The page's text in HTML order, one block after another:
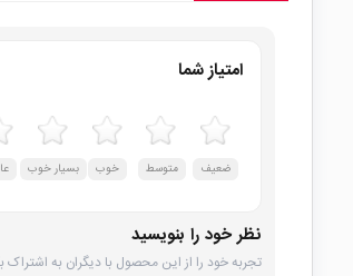
امتیاز شما
ضعیف متوسط خوب بسیار خوب
نظر خود را بنویسید
تجربه خود را از این محصول با دیگران به اشتراک